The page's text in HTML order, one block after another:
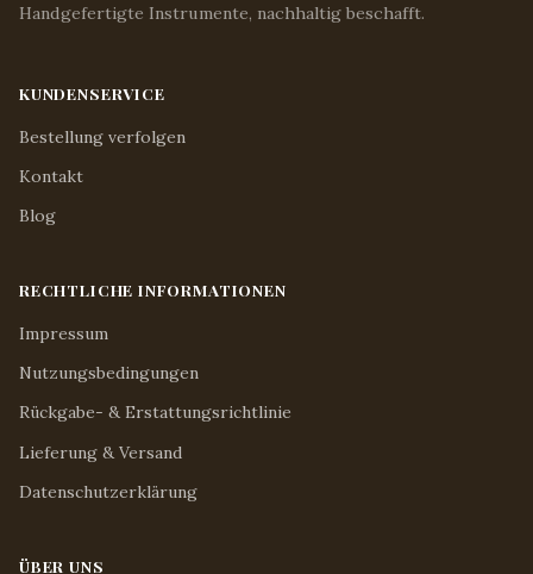
Handgefertigte Instrumente, nachhaltig beschafft.
KUNDENSERVICE
Bestellung verfolgen
Kontakt
Blog
RECHTLICHE INFORMATIONEN
Impressum
Nutzungsbedingungen
Rückgabe- & Erstattungsrichtlinie
Lieferung & Versand
Datenschutzerklärung
ÜBER UNS